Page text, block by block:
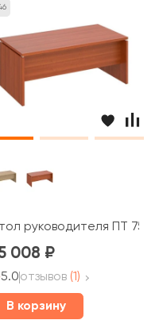
руководителя ПТ 758
008
5.0отзывов (1)
В корзину